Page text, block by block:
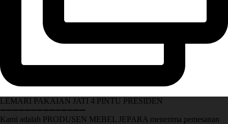
LEMARI PAKAIAN JATI 4 PINTU PRESIDEN
➖➖➖➖➖➖➖➖➖➖➖➖➖➖
Kami adalah PRODUSEN MEBEL JEPARA menerima pemesanan